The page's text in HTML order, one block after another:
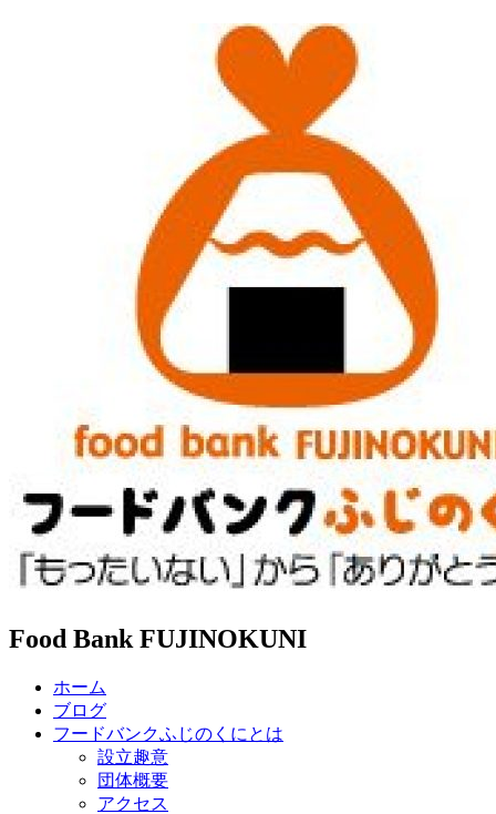
Food Bank FUJINOKUNI
ホーム
ブログ
フードバンクふじのくにとは
設立趣意
団体概要
アクセス